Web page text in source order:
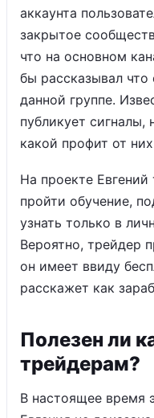
аккаунта
закрытое
что на основном
бы рассказывал
данной группе.
публикует сигналы,
какой профит от
На проекте Евгений
пройти обучение,
узнать только в
Вероятно, трейдер
он имеет ввиду
расскажет как
Полезен ли
трейдерам?
В настоящее время